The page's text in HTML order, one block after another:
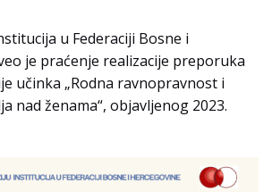
u Federaciji Bosne i
je praćenje realizacije preporuka
učinka „Rodna ravnopravnost i
nad ženama“, objavljenog 2023.